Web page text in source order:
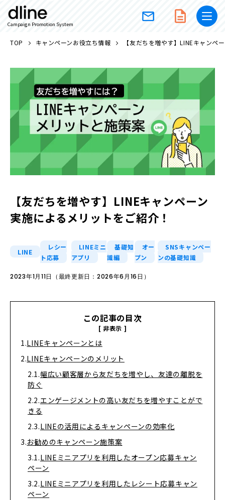
Campaign Promotion System
TOP キャンペーンお役立ち情報 【友だちを増やす】LINEキャンペ
【友だちを増やす】LINEキャンペーン
実施によるメリットをご紹介！
LINE
レシー
ト応募
LINEミニ
アプリ
基礎知
識編
オー
プン
SNSキャンペー
ンの基礎知識
2023年1月11日（最終更新日：2026年6月16日）
この記事の目次
LINEキャンペーンとは
LINEキャンペーンのメリット
幅広い顧客層から友だちを増やし、友達の離脱を
防ぐ
エンゲージメントの高い友だちを増やすことがで
きる
LINEの活用によるキャンペーンの効率化
お勧めのキャンペーン施策案
LINEミニアプリを利用したオープン応募キャン
ペーン
LINEミニアプリを利用したレシート応募キャン
ペーン